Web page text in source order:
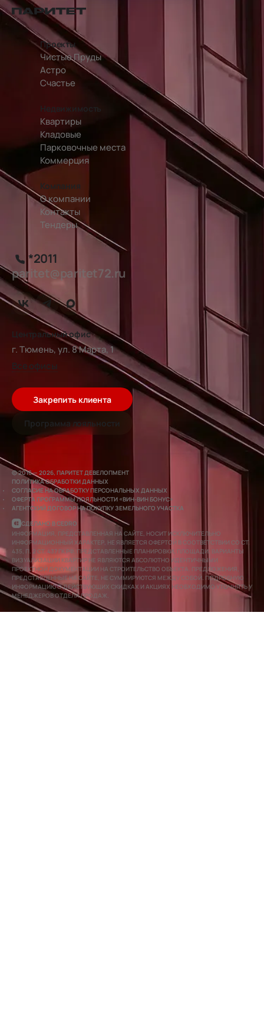
перейти на главную страницу
Проекты
Чистые Пруды
Астро
Счастье
Недвижимость
Квартиры
Кладовые
Парковочные места
Коммерция
Компания
О компании
Контакты
Тендеры
*2011
paritet@paritet72.ru
Центральный офис
г. Тюмень, ул. 8 Марта, 1
Все офисы
Закрепить клиента
Программа лояльности
© 2016 — 2026, ПАРИТЕТ ДЕВЕЛОПМЕНТ
ПОЛИТИКА ОБРАБОТКИ ДАННЫХ
СОГЛАСИЕ НА ОБРАБОТКУ ПЕРСОНАЛЬНЫХ ДАННЫХ
ОФЕРТА ПРОГРАММЫ ЛОЯЛЬНОСТИ «ВИН-ВИН БОНУС»
АГЕНТСКИЙ ДОГОВОР НА ПОКУПКУ ЗЕМЕЛЬНОГО УЧАСТКА
СДЕЛАНО В CEDRO
ИНФОРМАЦИЯ, ПРЕДСТАВЛЕННАЯ НА САЙТЕ, НОСИТ ИСКЛЮЧИТЕЛЬНО
ИНФОРМАЦИОННЫЙ ХАРАКТЕР, НЕ ЯВЛЯЕТСЯ ОФЕРТОЙ В СООТВЕТСТВИИ СО СТ.
435, П. 2 СТ. 437 ГК РФ. ПРЕДСТАВЛЕННЫЕ ПЛАНИРОВКИ, ПЛОЩАДИ, ВАРИАНТЫ
ВИЗУАЛИЗАЦИИ КВАРТИР НЕ ЯВЛЯЮТСЯ АБСОЛЮТНО ИДЕНТИЧНЫМИ
ПРОЕКТНОЙ ДОКУМЕНТАЦИИ НА СТРОИТЕЛЬСТВО ОБЪЕКТА. ПРЕДЛОЖЕНИЯ,
ПРЕДСТАВЛЕННЫЕ НА САЙТЕ, НЕ СУММИРУЮТСЯ МЕЖДУ СОБОЙ. ПОДРОБНУЮ
ИНФОРМАЦИЮ О ДЕЙСТВУЮЩИХ СКИДКАХ И АКЦИЯХ НЕОБХОДИМО УТОЧНЯТЬ У
МЕНЕДЖЕРОВ ОТДЕЛА ПРОДАЖ.